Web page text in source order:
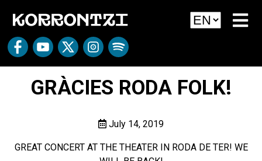
GRÀCIES RODA FOLK!
July 14, 2019
GREAT CONCERT AT THE THEATER IN RODA DE TER! WE